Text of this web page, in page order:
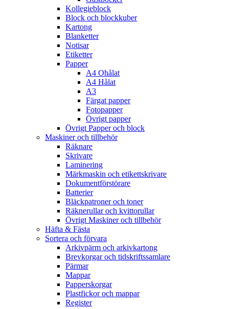
Kollegieblock
Block och blockkuber
Kartong
Blanketter
Notisar
Etiketter
Papper
A4 Ohålat
A4 Hålat
A3
Färgat papper
Fotopapper
Övrigt papper
Övrigt Papper och block
Maskiner och tillbehör
Räknare
Skrivare
Laminering
Märkmaskin och etikettskrivare
Dokumentförstörare
Batterier
Bläckpatroner och toner
Räknerullar och kvittorullar
Övrigt Maskiner och tillbehör
Häfta & Fästa
Sortera och förvara
Arkivpärm och arkivkartong
Brevkorgar och tidskriftssamlare
Pärmar
Mappar
Papperskorgar
Plastfickor och mappar
Register